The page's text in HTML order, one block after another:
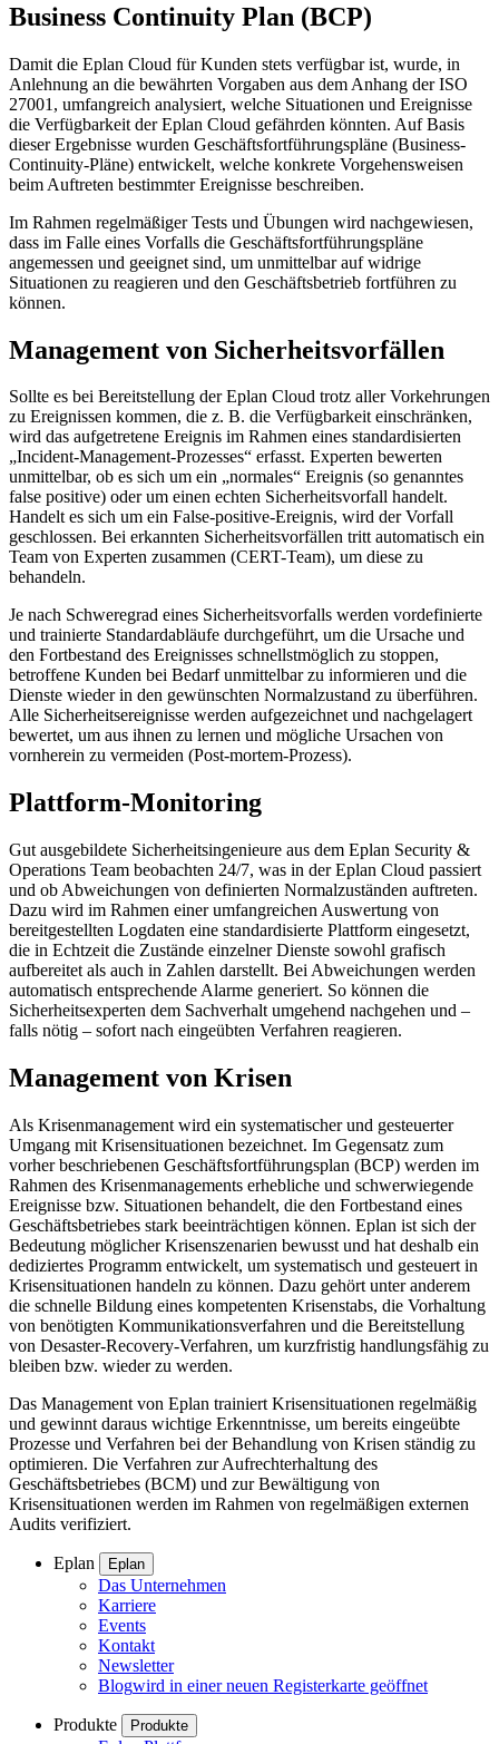
Business Continuity Plan (BCP)
Damit die Eplan Cloud für Kunden stets verfügbar ist, wurde, in
Anlehnung an die bewährten Vorgaben aus dem Anhang der ISO
27001, umfangreich analysiert, welche Situationen und Ereignisse
die Verfügbarkeit der Eplan Cloud gefährden könnten. Auf Basis
dieser Ergebnisse wurden Geschäftsfortführungspläne (Business-
Continuity-Pläne) entwickelt, welche konkrete Vorgehensweisen
beim Auftreten bestimmter Ereignisse beschreiben.
Im Rahmen regelmäßiger Tests und Übungen wird nachgewiesen,
dass im Falle eines Vorfalls die Geschäftsfortführungspläne
angemessen und geeignet sind, um unmittelbar auf widrige
Situationen zu reagieren und den Geschäftsbetrieb fortführen zu
können.
Management von Sicherheitsvorfällen
Sollte es bei Bereitstellung der Eplan Cloud trotz aller Vorkehrungen
zu Ereignissen kommen, die z. B. die Verfügbarkeit einschränken,
wird das aufgetretene Ereignis im Rahmen eines standardisierten
„Incident-Management-Prozesses“ erfasst. Experten bewerten
unmittelbar, ob es sich um ein „normales“ Ereignis (so genanntes
false positive) oder um einen echten Sicherheitsvorfall handelt.
Handelt es sich um ein False-positive-Ereignis, wird der Vorfall
geschlossen. Bei erkannten Sicherheitsvorfällen tritt automatisch ein
Team von Experten zusammen (CERT-Team), um diese zu
behandeln.
Je nach Schweregrad eines Sicherheitsvorfalls werden vordefinierte
und trainierte Standardabläufe durchgeführt, um die Ursache und
den Fortbestand des Ereignisses schnellstmöglich zu stoppen,
betroffene Kunden bei Bedarf unmittelbar zu informieren und die
Dienste wieder in den gewünschten Normalzustand zu überführen.
Alle Sicherheitsereignisse werden aufgezeichnet und nachgelagert
bewertet, um aus ihnen zu lernen und mögliche Ursachen von
vornherein zu vermeiden (Post-mortem-Prozess).
Plattform-Monitoring
Gut ausgebildete Sicherheitsingenieure aus dem Eplan Security &
Operations Team beobachten 24/7, was in der Eplan Cloud passiert
und ob Abweichungen von definierten Normalzuständen auftreten.
Dazu wird im Rahmen einer umfangreichen Auswertung von
bereitgestellten Logdaten eine standardisierte Plattform eingesetzt,
die in Echtzeit die Zustände einzelner Dienste sowohl grafisch
aufbereitet als auch in Zahlen darstellt. Bei Abweichungen werden
automatisch entsprechende Alarme generiert. So können die
Sicherheitsexperten dem Sachverhalt umgehend nachgehen und ‒
falls nötig ‒ sofort nach eingeübten Verfahren reagieren.
Management von Krisen
Als Krisenmanagement wird ein systematischer und gesteuerter
Umgang mit Krisensituationen bezeichnet. Im Gegensatz zum
vorher beschriebenen Geschäftsfortführungsplan (BCP) werden im
Rahmen des Krisenmanagements erhebliche und schwerwiegende
Ereignisse bzw. Situationen behandelt, die den Fortbestand eines
Geschäftsbetriebes stark beeinträchtigen können. Eplan ist sich der
Bedeutung möglicher Krisenszenarien bewusst und hat deshalb ein
dediziertes Programm entwickelt, um systematisch und gesteuert in
Krisensituationen handeln zu können. Dazu gehört unter anderem
die schnelle Bildung eines kompetenten Krisenstabs, die Vorhaltung
von benötigten Kommunikationsverfahren und die Bereitstellung
von Desaster-Recovery-Verfahren, um kurzfristig handlungsfähig zu
bleiben bzw. wieder zu werden.
Das Management von Eplan trainiert Krisensituationen regelmäßig
und gewinnt daraus wichtige Erkenntnisse, um bereits eingeübte
Prozesse und Verfahren bei der Behandlung von Krisen ständig zu
optimieren. Die Verfahren zur Aufrechterhaltung des
Geschäftsbetriebes (BCM) und zur Bewältigung von
Krisensituationen werden im Rahmen von regelmäßigen externen
Audits verifiziert.
Eplan Eplan
Das Unternehmen
Karriere
Events
Kontakt
Newsletter
Blogwird in einer neuen Registerkarte geöffnet
Produkte Produkte